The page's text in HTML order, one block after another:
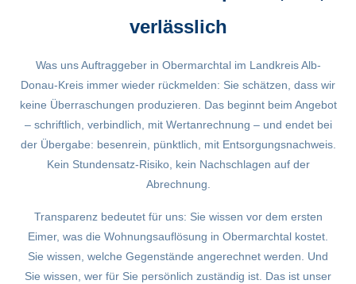
verlässlich
Was uns Auftraggeber in Obermarchtal im Landkreis Alb-
Donau-Kreis immer wieder rückmelden: Sie schätzen, dass wir
keine Überraschungen produzieren. Das beginnt beim Angebot
– schriftlich, verbindlich, mit Wertanrechnung – und endet bei
der Übergabe: besenrein, pünktlich, mit Entsorgungsnachweis.
Kein Stundensatz-Risiko, kein Nachschlagen auf der
Abrechnung.
Transparenz bedeutet für uns: Sie wissen vor dem ersten
Eimer, was die Wohnungsauflösung in Obermarchtal kostet.
Sie wissen, welche Gegenstände angerechnet werden. Und
Sie wissen, wer für Sie persönlich zuständig ist. Das ist unser